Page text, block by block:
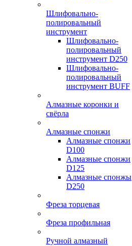
Шлифовально-
полировальный
инструмент
Шлифовально-
полировальный
инструмент D250
Шлифовально-
полировальный
инструмент BUFF
Алмазные коронки и
свёрла
Алмазные спонжи
Алмазные спонжи
D100
Алмазные спонжи
D125
Алмазные спонжы
D250
Фреза торцевая
Фреза профильная
Ручной алмазный